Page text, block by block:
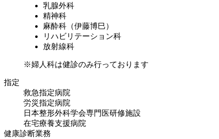
乳腺外科
精神科
麻酔科（伊藤博巳）
リハビリテーション科
放射線科
※婦人科は健診のみ行っております
指定
救急指定病院
労災指定病院
日本整形外科学会専門医研修施設
在宅療養支援病院
健康診断業務